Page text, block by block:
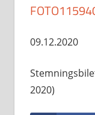
09.12.2020
2020)